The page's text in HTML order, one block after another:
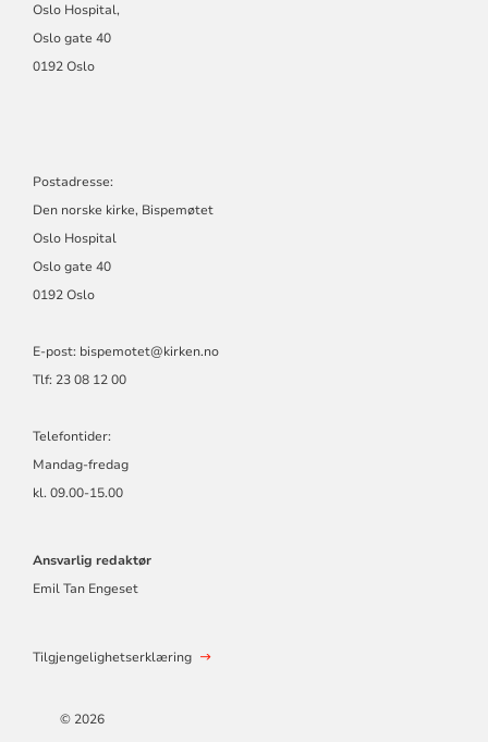
Oslo Hospital,
Oslo gate 40
0192 Oslo
Postadresse:
Den norske kirke, Bispemøtet
Oslo Hospital
Oslo gate 40
0192 Oslo
E-post: bispemotet@kirken.no
Tlf: 23 08 12 00
Telefontider:
Mandag-fredag
kl. 09.00-15.00
Ansvarlig redaktør
Emil Tan Engeset
Tilgjengelighetserklæring
© 2026